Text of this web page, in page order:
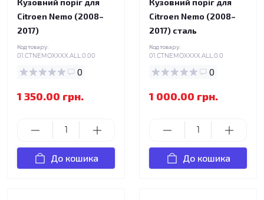
Кузовний поріг для
Citroen Nemo (2008–
2017)
Код товару:
01.CTNEMOXXXX.ALL.0.00
0
1 350.00 грн.
До кошика
Кузовний поріг для
Citroen Nemo (2008–
2017) сталь
Код товару:
01.CTNEMOXXXX.ALL.0.0
0
1 000.00 грн.
До кошика